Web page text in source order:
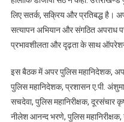
लिए सतर्क, सक्रिय और प्रतिबद्ध है।
सत्यापन अभियान और संगठित अपराध
प्रभावशीलता और दृढ़ता के साथ
इस बैठक में अपर पुलिस महानिदेशक,
पुलिस महानिदेशक, प्रशासन ए.पी.
सचदेवा, पुलिस महानिरीक्षक, दूरसंचार
नीलेश आनन्द भरणे, पुलिस महानिरीक्षक,